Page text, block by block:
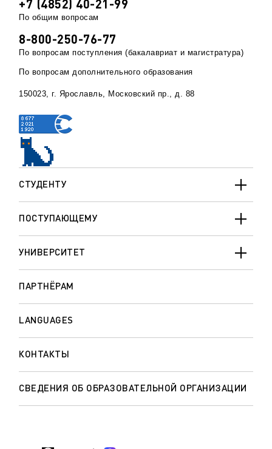
СТУДЕНТУ
ПОСТУПАЮЩЕМУ
УНИВЕРСИТЕТ
ПАРТНЁРАМ
LANGUAGES
КОНТАКТЫ
СВЕДЕНИЯ ОБ ОБРАЗОВАТЕЛЬНОЙ ОРГАНИЗАЦИИ
+7 (4852) 40-21-99
По общим вопросам
8-800-250-76-77
По вопросам поступления (бакалавриат и магистратура)
По вопросам дополнительного образования
150023, г. Ярославль, Московский пр., д. 88